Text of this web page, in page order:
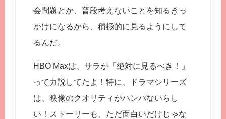
会問題とか、普段考えないことを知るきっ
かけになるから、積極的に見るようにして
るんだ。
HBO Maxは、サラが「絶対に見るべき！」
って力説してたよ！特に、ドラマシリーズ
は、映像のクオリティがハンパないらし
い！ストーリーも、ただ面白いだけじゃな